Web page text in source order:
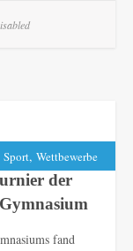
Sport, Wettbewerbe
der
fand